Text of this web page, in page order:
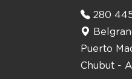
280
Puerto
Chubut -